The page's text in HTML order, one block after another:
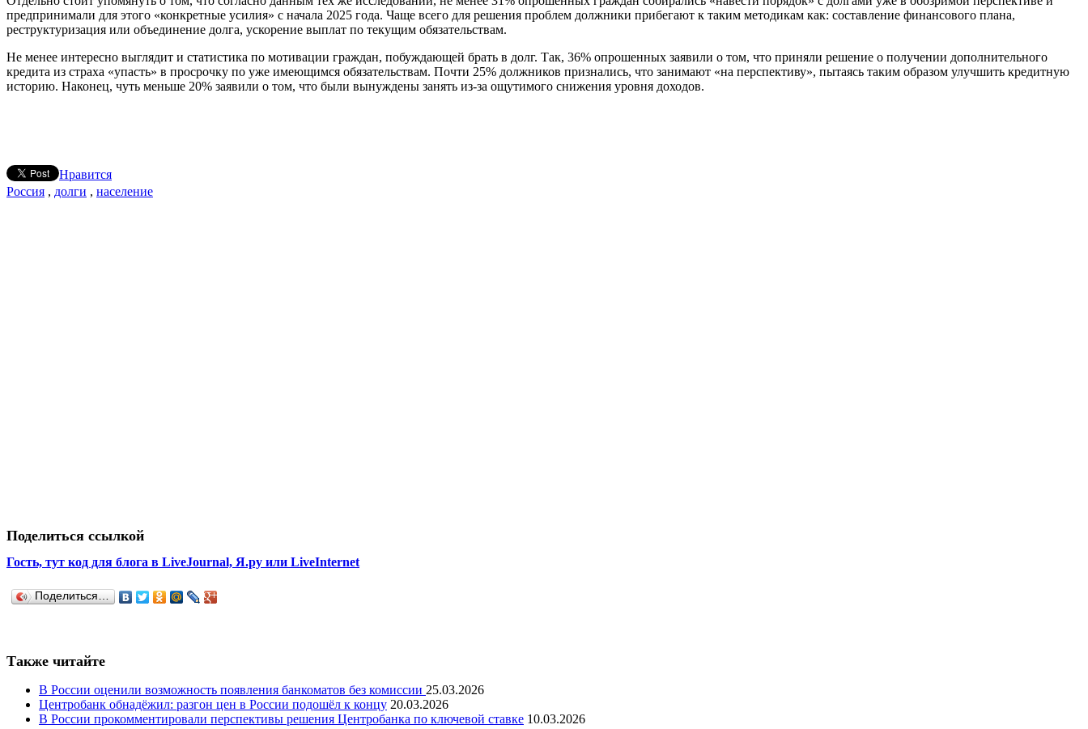
предпринимали для этого «конкретные усилия» с начала 2025 года. Чаще всего для решения проблем должники прибегают к таким методикам как: составление финансового плана,
реструктуризация или объединение долга, ускорение выплат по текущим обязательствам.
Не менее интересно выглядит и статистика по мотивации граждан, побуждающей брать в долг. Так, 36% опрошенных заявили о том, что приняли решение о получении дополнительного
кредита из страха «упасть» в просрочку по уже имеющимся обязательствам. Почти 25% должников признались, что занимают «на перспективу», пытаясь таким образом улучшить кредитную
историю. Наконец, чуть меньше 20% заявили о том, что были вынуждены занять из-за ощутимого снижения уровня доходов.
Нравится
Россия , долги , население
Поделиться ссылкой
Гость, тут код для блога в LiveJournal, Я.ру или LiveInternet
Поделиться…
Также читайте
В России оценили возможность появления банкоматов без комиссии 25.03.2026
Центробанк обнадёжил: разгон цен в России подошёл к концу 20.03.2026
В России прокомментировали перспективы решения Центробанка по ключевой ставке 10.03.2026